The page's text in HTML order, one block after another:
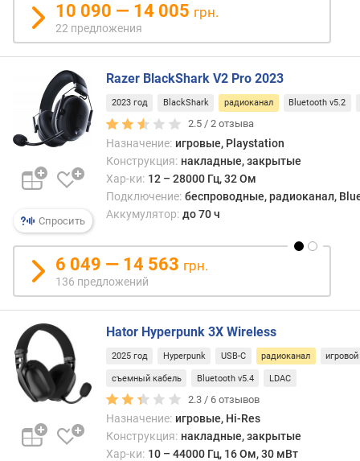
з
д
ж
к
а
в
у
а
(
с
м
щ
н
о
с
т
ь
10 090 — 14 005 грн.
22 предложения
Спросить
Razer BlackShark V2 Pro 2023
2023 год BlackShark радиоканал Bluetooth v5.2
2.5 /2 отзыва
Назначение: игровые, Playstation
Конструкция: накладные, закрытые
Хар-ки: 12 – 28000 Гц, 32 Ом
Подключение: беспроводные, радиоканал,
Аккумулятор: до 70 ч
6 049 — 14 563 грн.
136 предложений
Hator Hyperpunk 3X Wireless
2025 год Hyperpunk USB-C радиоканал
съемный кабель Bluetooth v5.4 LDAC
2.3 / 6 отзывов
Назначение: игровые, Hi-Res
Конструкция: накладные, закрытые
Хар-ки: 10 – 44000 Гц, 16 Ом, 30 мВт